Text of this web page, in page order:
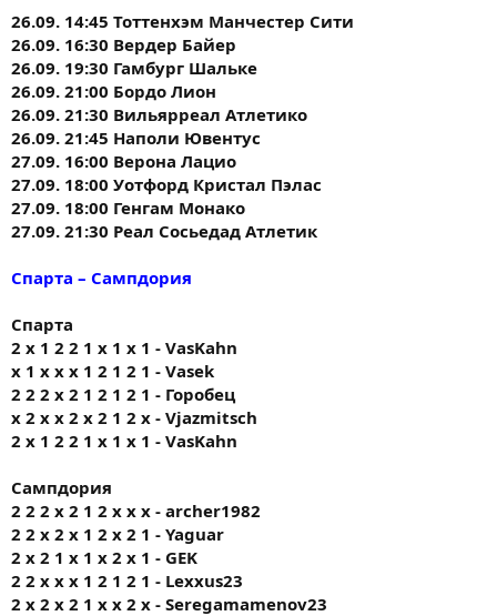
26.09. 14:45 Тоттенхэм Манчестер Сити
26.09. 16:30 Вердер Байер
26.09. 19:30 Гамбург Шальке
26.09. 21:00 Бордо Лион
26.09. 21:30 Вильярреал Атлетико
26.09. 21:45 Наполи Ювентус
27.09. 16:00 Верона Лацио
27.09. 18:00 Уотфорд Кристал Пэлас
27.09. 18:00 Генгам Монако
27.09. 21:30 Реал Сосьедад Атлетик
Спарта – Сампдория
Спарта
2 х 1 2 2 1 х 1 х 1 - VasKahn
х 1 х х х 1 2 1 2 1 - Vasek
2 2 2 х 2 1 2 1 2 1 - Горобец
х 2 х х 2 х 2 1 2 х - Vjazmitsch
2 х 1 2 2 1 х 1 х 1 - VasKahn
Сампдория
2 2 2 х 2 1 2 х х х - archer1982
2 2 х 2 х 1 2 х 2 1 - Yaguar
2 х 2 1 х 1 х 2 х 1 - GEK
2 2 х х х 1 2 1 2 1 - Lexxus23
2 х 2 х 2 1 х х 2 х - Seregamamenov23